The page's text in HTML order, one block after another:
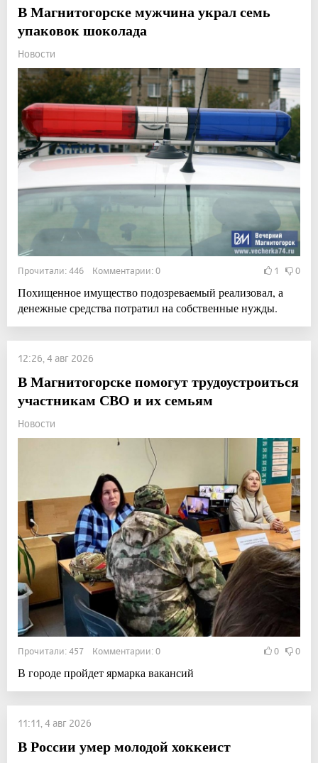
В Магнитогорске мужчина украл семь
упаковок шоколада
Новости
Прочитали: 446 Комментарии: 0 1 0
Похищенное имущество подозреваемый реализовал, а
денежные средства потратил на собственные нужды.
12:26, 4 авг 2026
В Магнитогорске помогут трудоустроиться
участникам СВО и их семьям
Новости
Прочитали: 457 Комментарии: 0 0 0
В городе пройдет ярмарка вакансий
11:11, 4 авг 2026
В России умер молодой хоккеист